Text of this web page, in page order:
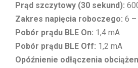
Prąd szczytowy (30 sekund):
Zakres napięcia roboczego: 6 –
Pobór prądu BLE On: 1,4 mA
Pobór prądu BLE Off: 1,2 mA
Opóźnienie odłączenia